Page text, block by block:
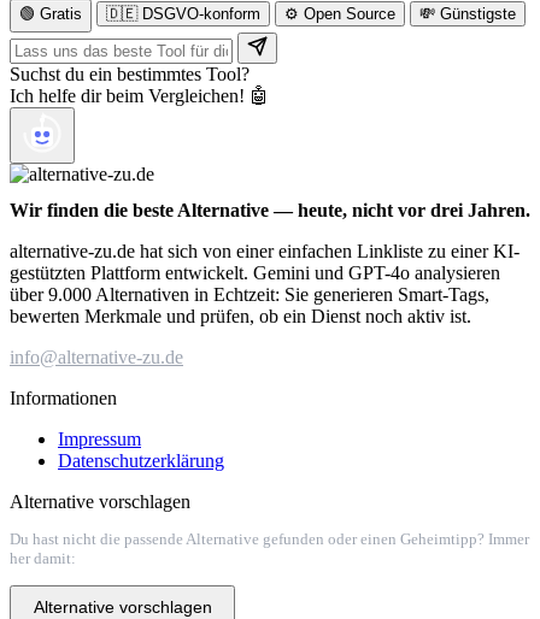
🟢 Gratis 🇩🇪 DSGVO-konform ⚙️ Open Source 💸 Günstigste
Suchst du ein bestimmtes Tool?
Ich helfe dir beim Vergleichen! 🤖
Wir finden die beste Alternative — heute, nicht vor drei Jahren.
alternative-zu.de hat sich von einer einfachen Linkliste zu einer KI-
gestützten Plattform entwickelt. Gemini und GPT-4o analysieren
über 9.000 Alternativen in Echtzeit: Sie generieren Smart-Tags,
bewerten Merkmale und prüfen, ob ein Dienst noch aktiv ist.
info@alternative-zu.de
Informationen
Impressum
Datenschutzerklärung
Alternative vorschlagen
Du hast nicht die passende Alternative gefunden oder einen Geheimtipp? Immer
her damit:
Alternative vorschlagen